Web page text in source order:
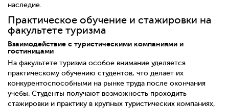
наследие.
Практическое обучение и стажировки на
факультете туризма
Взаимодействие с туристическими компаниями и
гостиницами
На факультете туризма особое внимание уделяется
практическому обучению студентов, что делает их
конкурентоспособными на рынке труда после окончания
учебы. Студенты получают возможность проходить
стажировки и практику в крупных туристических компаниях,